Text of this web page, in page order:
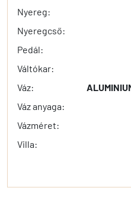
Nyereg:
Nyeregcső:
Pedál:
Váltókar:
Váz:
Váz anyaga:
Vázméret:
Villa: